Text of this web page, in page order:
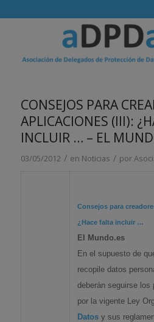
CONSEJOS PARA
APLICACIONES (III):
INCLUIR … – EL
03/05/2012 / en Noticias / por
Consejos para
¿Hace falta incluir …
El Mundo.es
En el supuesto de
recopile datos
deberán seguirse los
por la vigente Ley
Datosy sus